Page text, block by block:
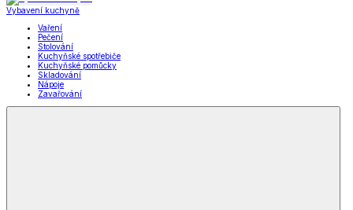
Vybavení kuchyně
Vaření
Pečení
Stolování
Kuchyňské spotřebiče
Kuchyňské pomůcky
Skladování
Nápoje
Zavařování